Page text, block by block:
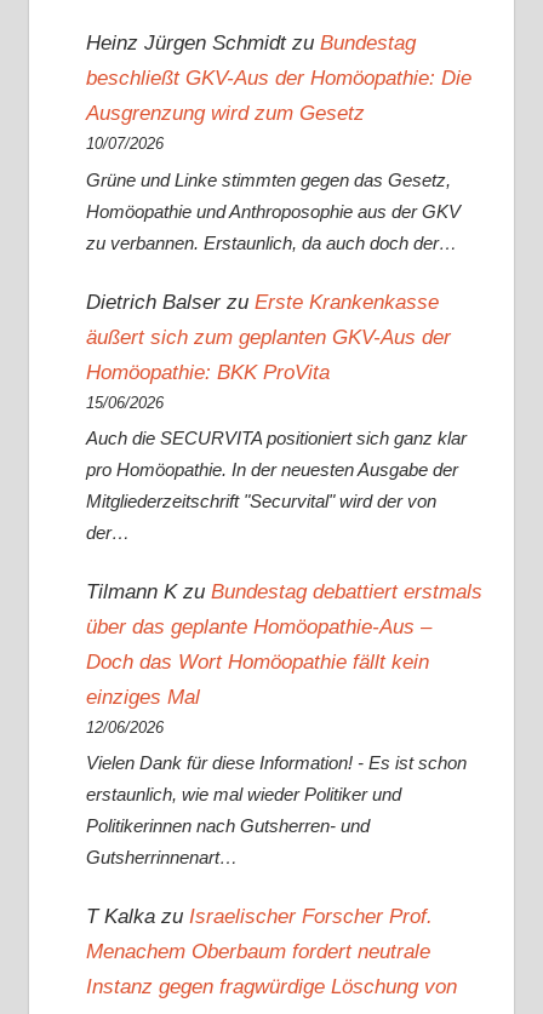
Heinz Jürgen Schmidtzu Bundestag
beschließt GKV-Aus der Homöopathie: Die
Ausgrenzung wird zum Gesetz
10/07/2026
Grüne und Linke stimmten gegen das Gesetz,
Homöopathie und Anthroposophie aus der GKV
zu verbannen. Erstaunlich, da auch doch der…
Dietrich Balserzu Erste Krankenkasse
äußert sich zum geplanten GKV-Aus der
Homöopathie: BKK ProVita
15/06/2026
Auch die SECURVITA positioniert sich ganz klar
pro Homöopathie. In der neuesten Ausgabe der
Mitgliederzeitschrift "Securvital" wird der von
der…
Tilmann Kzu Bundestag debattiert erstmals
über das geplante Homöopathie-Aus –
Doch das Wort Homöopathie fällt kein
einziges Mal
12/06/2026
Vielen Dank für diese Information! - Es ist schon
erstaunlich, wie mal wieder Politiker und
Politikerinnen nach Gutsherren- und
Gutsherrinnenart…
T Kalkazu Israelischer Forscher Prof.
Menachem Oberbaum fordert neutrale
Instanz gegen fragwürdige Löschung von